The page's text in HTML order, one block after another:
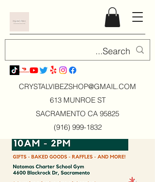
CRYSTALVIBEZSHOP@GMAIL.COM
613 MUNROE ST
SACRAMENTO CA 95825
(916) 999-1832